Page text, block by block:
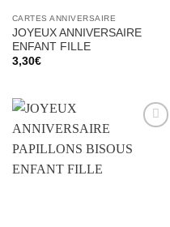
CARTES ANNIVERSAIRE
JOYEUX ANNIVERSAIRE
ENFANT FILLE
3,30€
à la liste